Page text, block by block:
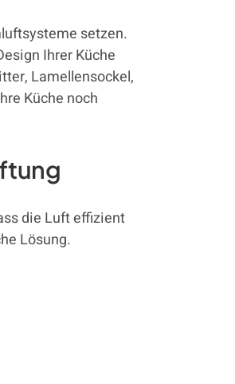
setzen.
Ihrer Küche
Lamellensockel,
Küche noch
die Luft effizient
Lösung.